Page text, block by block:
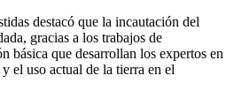
destacó que la incautación del
gracias a los trabajos de
básica que desarrollan los expertos en
el uso actual de la tierra en el